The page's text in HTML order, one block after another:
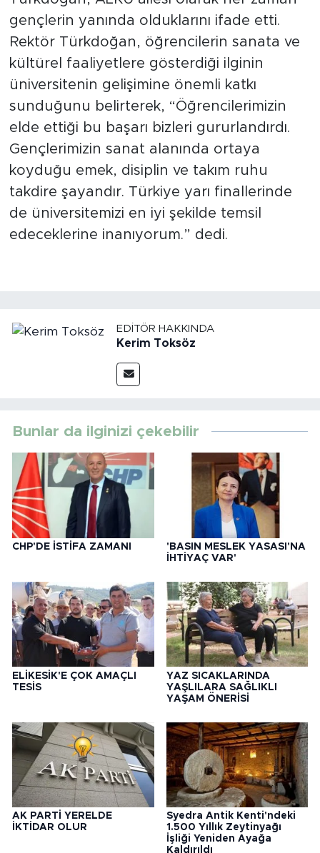
gençlerin yanında olduklarını ifade etti.
Rektör Türkdoğan, öğrencilerin sanata ve
kültürel faaliyetlere gösterdiği ilginin
üniversitenin gelişimine önemli katkı
sunduğunu belirterek, “Öğrencilerimizin
elde ettiği bu başarı bizleri gururlandırdı.
Gençlerimizin sanat alanında ortaya
koyduğu emek, disiplin ve takım ruhu
takdire şayandır. Türkiye yarı finallerinde
de üniversitemizi en iyi şekilde temsil
edeceklerine inanıyorum.” dedi.
EDITÖR HAKKINDA
Kerim Toksöz
Bunlar da ilginizi çekebilir
CHP'DE İSTİFA ZAMANI
'BASIN MESLEK YASASI'NA
İHTİYAÇ VAR'
ELİKESİK'E ÇOK AMAÇLI
TESİS
YAZ SICAKLARINDA
YAŞLILARA SAĞLIKLI
YAŞAM ÖNERİSİ
AK PARTİ YERELDE
İKTİDAR OLUR
Syedra Antik Kenti'ndeki
1.500 Yıllık Zeytinyağı
İşliği Yeniden Ayağa
Kaldırıldı